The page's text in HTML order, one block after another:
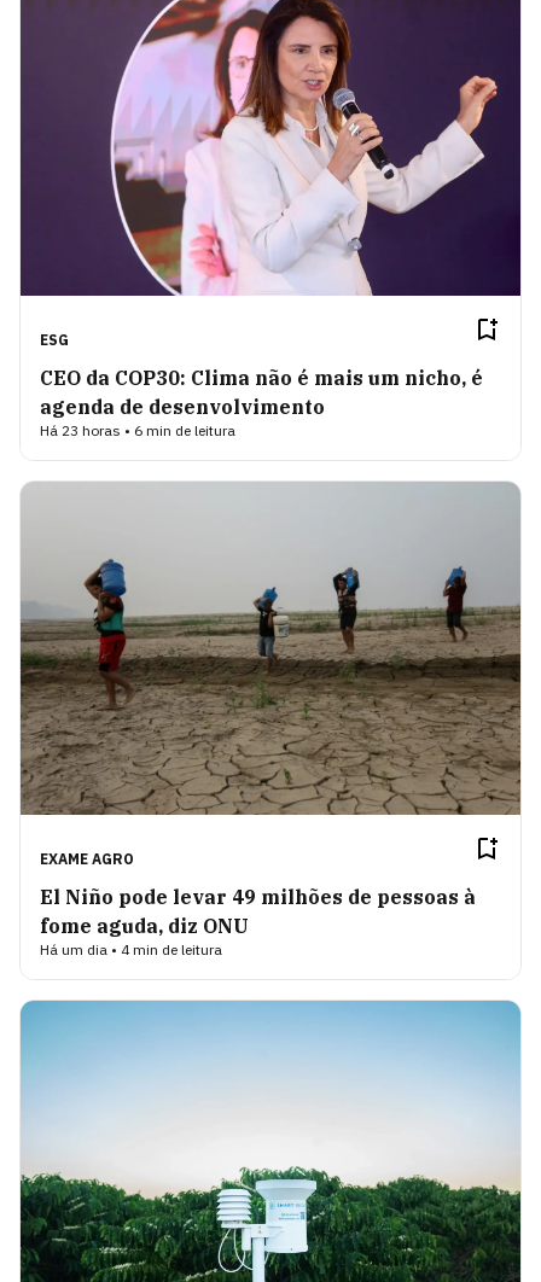
ESG
CEO da COP30: Clima não é mais um nicho, é
agenda de desenvolvimento
Há 23 horas • 6 min de leitura
EXAME AGRO
El Niño pode levar 49 milhões de pessoas à
fome aguda, diz ONU
Há um dia • 4 min de leitura